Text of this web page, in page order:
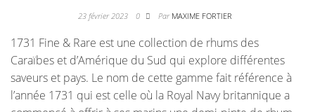
23 février 2023 0 Par MAXIME FORTIER
1731 Fine & Rare est une collection de rhums des
Caraïbes et d’Amérique du Sud qui explore différentes
saveurs et pays. Le nom de cette gamme fait référence à
l’année 1731 qui est celle où la Royal Navy britannique a